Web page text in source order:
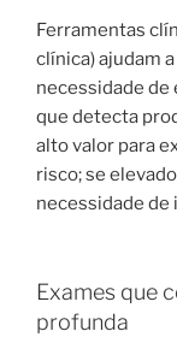
Ferramentas
clínica) ajudam
necessidade de
que detecta
alto valor para
risco; se
necessidade de
Exames que
profunda